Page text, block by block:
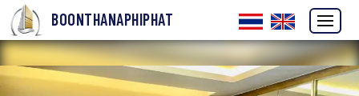
BOONTHANAPHIPHAT